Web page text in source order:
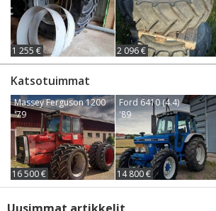
1 255 € 2 096 €
Katsotuimmat
Massey Ferguson 1200
'79
16 500 €
Ford 6410 (4.4)
'89
14 800 €